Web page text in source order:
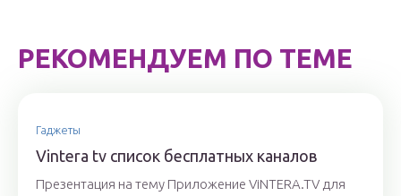
РЕКОМЕНДУЕМ ПО ТЕМЕ
Гаджеты
Vintera tv список бесплатных каналов
Презентация на тему Приложение ViNTERA.TV для